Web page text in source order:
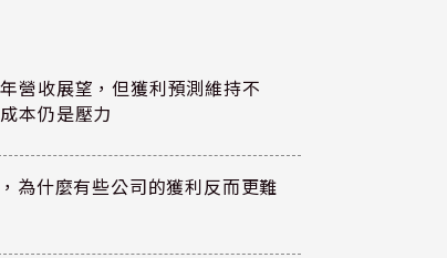
營收展望，但獲利預測維持不
本仍是壓力
為什麼有些公司的獲利反而更難